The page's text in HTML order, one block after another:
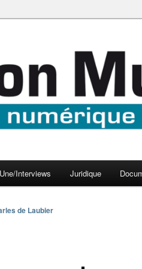
Une/Interviews Juridique
de Laubier